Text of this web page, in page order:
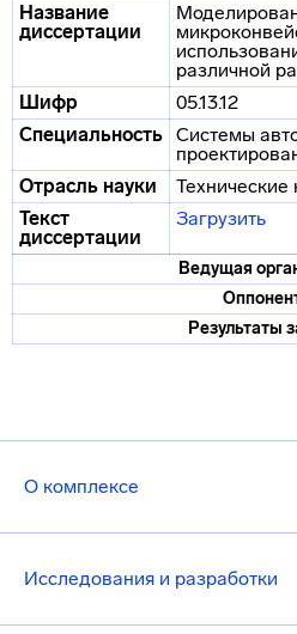
О комплексе
Исследования и разработки
Название
диссертации
различной
Шифр
05.13.12
Специальность Системы
Отрасль науки
Технические
Текст
диссертации
Загрузить
Ведущая
Результаты